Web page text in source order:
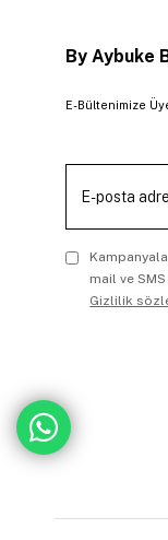
By Aybuke
E-Bültenimize
mail ve
Gizlilik